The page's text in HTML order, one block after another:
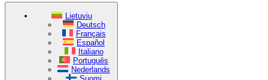
Lietuvių
Deutsch
Français
Español
Italiano
Português
Nederlands